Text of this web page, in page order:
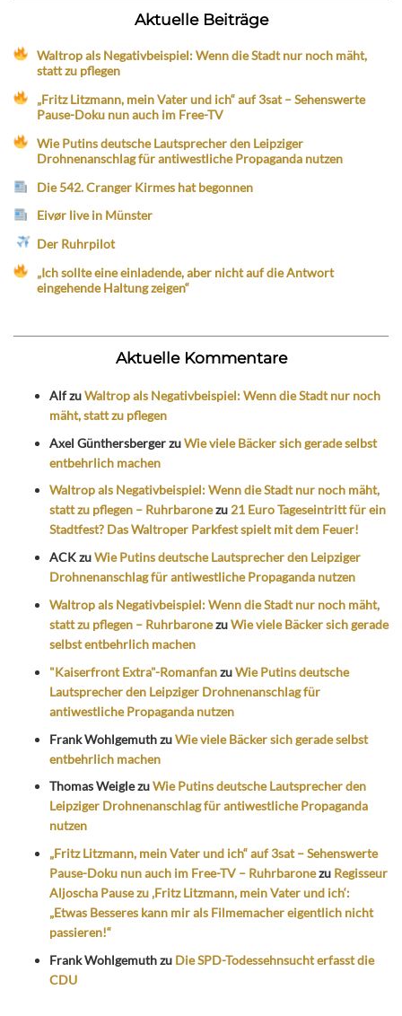
Aktuelle Beiträge
Waltrop als Negativbeispiel: Wenn die Stadt nur noch mäht,
statt zu pflegen
„Fritz Litzmann, mein Vater und ich“ auf 3sat – Sehenswerte
Pause-Doku nun auch im Free-TV
Wie Putins deutsche Lautsprecher den Leipziger
Drohnenanschlag für antiwestliche Propaganda nutzen
Die 542. Cranger Kirmes hat begonnen
Eivør live in Münster
Der Ruhrpilot
„Ich sollte eine einladende, aber nicht auf die Antwort
eingehende Haltung zeigen“
Aktuelle Kommentare
AlfzuWaltrop als Negativbeispiel: Wenn die Stadt nur noch
mäht, statt zu pflegen
Axel GünthersbergerzuWie viele Bäcker sich gerade selbst
entbehrlich machen
Waltrop als Negativbeispiel: Wenn die Stadt nur noch mäht,
statt zu pflegen – Ruhrbaronezu 21 Euro Tageseintritt für ein
Stadtfest? Das Waltroper Parkfest spielt mit dem Feuer!
ACKzuWie Putins deutsche Lautsprecher den Leipziger
Drohnenanschlag für antiwestliche Propaganda nutzen
Waltrop als Negativbeispiel: Wenn die Stadt nur noch mäht,
statt zu pflegen – RuhrbaronezuWie viele Bäcker sich gerade
selbst entbehrlich machen
"Kaiserfront Extra"-RomanfanzuWie Putins deutsche
Lautsprecher den Leipziger Drohnenanschlag für
antiwestliche Propaganda nutzen
Frank WohlgemuthzuWie viele Bäcker sich gerade selbst
entbehrlich machen
Thomas WeiglezuWie Putins deutsche Lautsprecher den
Leipziger Drohnenanschlag für antiwestliche Propaganda
nutzen
„Fritz Litzmann, mein Vater und ich“ auf 3sat – Sehenswerte
Pause-Doku nun auch im Free-TV – Ruhrbaronezu Regisseur
Aljoscha Pause zu ‚Fritz Litzmann, mein Vater und ich‘:
„Etwas Besseres kann mir als Filmemacher eigentlich nicht
passieren!“
Frank Wohlgemuthzu Die SPD-Todessehnsucht erfasst die
CDU